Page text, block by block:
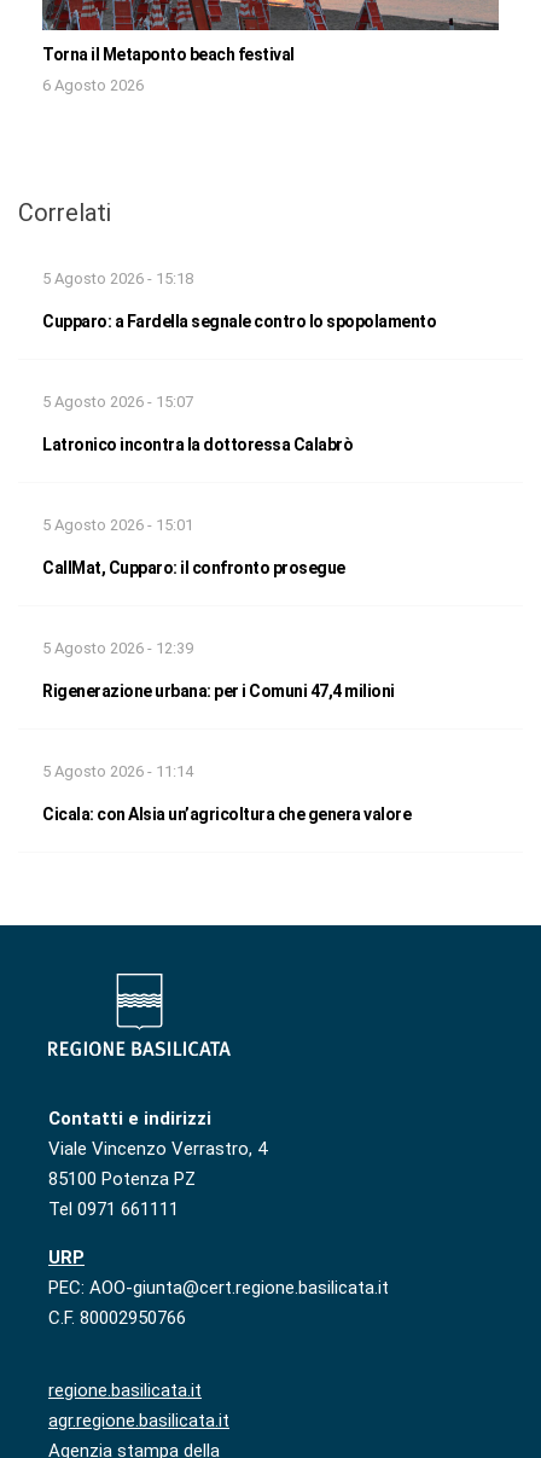
Torna il Metaponto beach festival
6 Agosto 2026
Correlati
5 Agosto 2026 - 15:18
Cupparo: a Fardella segnale contro lo spopolamento
5 Agosto 2026 - 15:07
Latronico incontra la dottoressa Calabrò
5 Agosto 2026 - 15:01
CallMat, Cupparo: il confronto prosegue
5 Agosto 2026 - 12:39
Rigenerazione urbana: per i Comuni 47,4 milioni
5 Agosto 2026 - 11:14
Cicala: con Alsia un’agricoltura che genera valore
Contatti e indirizzi
Viale Vincenzo Verrastro, 4
85100 Potenza PZ
Tel 0971 661111
URP
PEC: AOO-giunta@cert.regione.basilicata.it
C.F. 80002950766
regione.basilicata.it
agr.regione.basilicata.it
Agenzia stampa della